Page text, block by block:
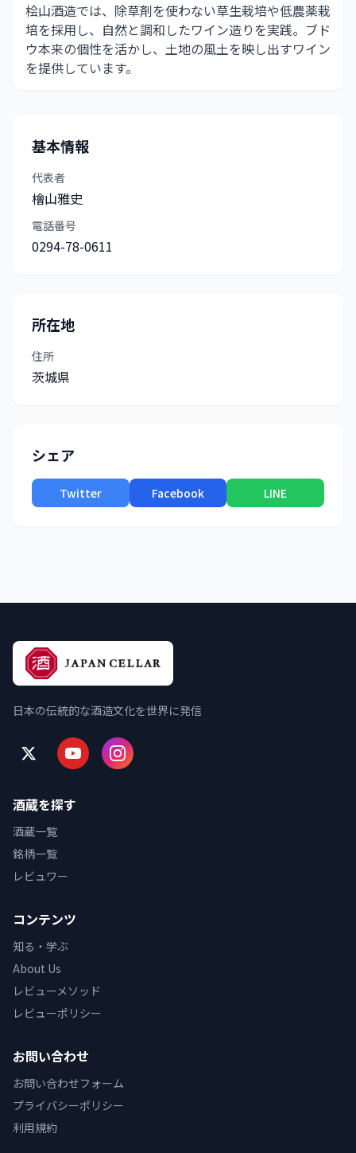
桧山酒造では、除草剤を使わない草生栽培や低農薬栽
培を採用し、自然と調和したワイン造りを実践。ブド
ウ本来の個性を活かし、土地の風土を映し出すワイン
を提供しています。
基本情報
代表者
檜山雅史
電話番号
0294-78-0611
所在地
住所
茨城県
シェア
Twitter Facebook LINE
日本の伝統的な酒造文化を世界に発信
酒蔵を探す
酒蔵一覧
銘柄一覧
レビュワー
コンテンツ
知る・学ぶ
About Us
レビューメソッド
レビューポリシー
お問い合わせ
お問い合わせフォーム
プライバシーポリシー
利用規約